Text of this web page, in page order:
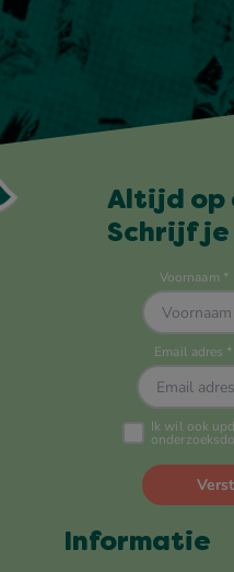
Altijd op
Schrijf je
Informatie